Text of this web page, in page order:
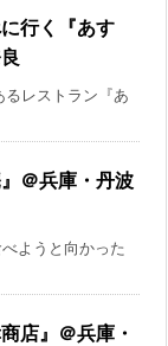
行く『あす
レストラン『あ
＠兵庫・丹波
ようと向かった
店』＠兵庫・